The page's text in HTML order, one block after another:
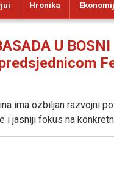
Hronika
U BOSNI
ima ozbiljan razvojni
jasniji fokus na